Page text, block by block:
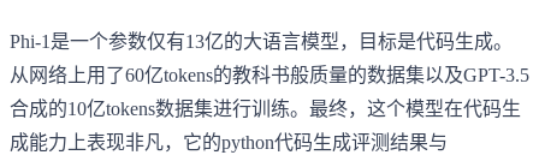
Phi-1是一个参数仅有13亿的大语言模型，目标是代码生成。
从网络上用了60亿tokens的教科书般质量的数据集以及GPT-3.5
合成的10亿tokens数据集进行训练。最终，这个模型在代码生
成能力上表现非凡，它的python代码生成评测结果与